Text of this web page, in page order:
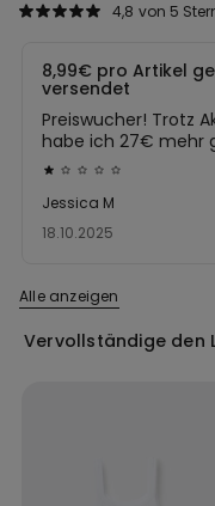
Funktionalität und
4,8 von 5
Mit
1
von
18.10.2025
Jessica M
8,99€ pro Artikel
versendet
Preiswucher! Trotz
habe ich 27€ mehr
alten Preisschildern
erheben, dann
Ware ändern.
rechtens.
Für mich war es der
Alle anzeigen
Vervollständige den